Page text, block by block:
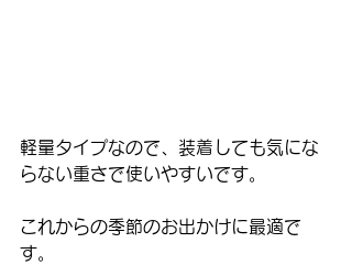
軽量タイプなので、装着しても気にな
らない重さで使いやすいです。
これからの季節のお出かけに最適で
す。